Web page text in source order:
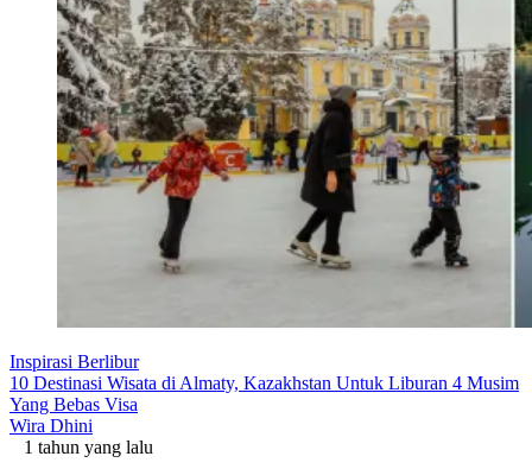
Inspirasi Berlibur
10 Destinasi Wisata di Almaty, Kazakhstan Untuk Liburan 4 Musim
Yang Bebas Visa
Wira Dhini
1 tahun yang lalu